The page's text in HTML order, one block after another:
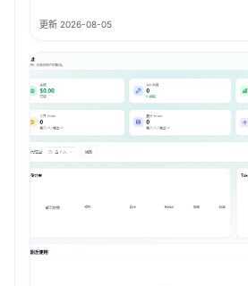
更新 2026-08-05